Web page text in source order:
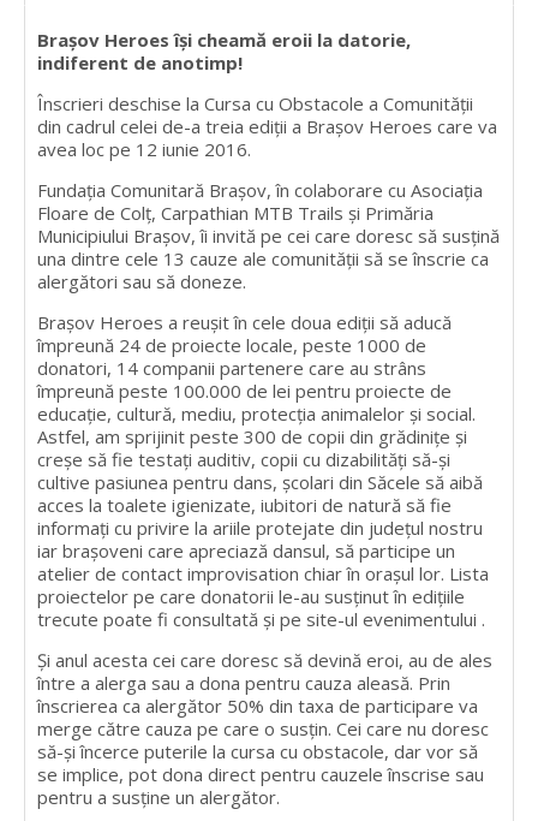
Braşov Heroes îşi cheamă eroii la datorie,
indiferent de anotimp!
Înscrieri deschise la Cursa cu Obstacole a Comunităţii
din cadrul celei de-a treia ediţii a Braşov Heroes care va
avea loc pe 12 iunie 2016.
Fundaţia Comunitară Braşov, în colaborare cu Asociația
Floare de Colț, Carpathian MTB Trails și Primăria
Municipiului Braşov, îi invită pe cei care doresc să susţină
una dintre cele 13 cauze ale comunităţii să se înscrie ca
alergători sau să doneze.
Braşov Heroes a reuşit în cele doua ediții să aducă
împreună 24 de proiecte locale, peste 1000 de
donatori, 14 companii partenere care au strâns
împreună peste 100.000 de lei pentru proiecte de
educaţie, cultură, mediu, protecția animalelor și social.
Astfel, am sprijinit peste 300 de copii din grădinițe și
creșe să fie testați auditiv, copii cu dizabilități să-și
cultive pasiunea pentru dans, școlari din Săcele să aibă
acces la toalete igienizate, iubitori de natură să fie
informați cu privire la ariile protejate din judeţul nostru
iar brașoveni care apreciază dansul, să participe un
atelier de contact improvisation chiar în orașul lor. Lista
proiectelor pe care donatorii le-au susținut în edițiile
trecute poate fi consultată și pe site-ul evenimentului .
Și anul acesta cei care doresc să devină eroi, au de ales
între a alerga sau a dona pentru cauza aleasă. Prin
înscrierea ca alergător 50% din taxa de participare va
merge către cauza pe care o susţin. Cei care nu doresc
să-și încerce puterile la cursa cu obstacole, dar vor să
se implice, pot dona direct pentru cauzele înscrise sau
pentru a susține un alergător.